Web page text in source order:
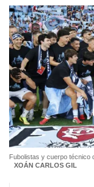
Fubolistas y cuerpo técnico
XOÁN CARLOS GIL